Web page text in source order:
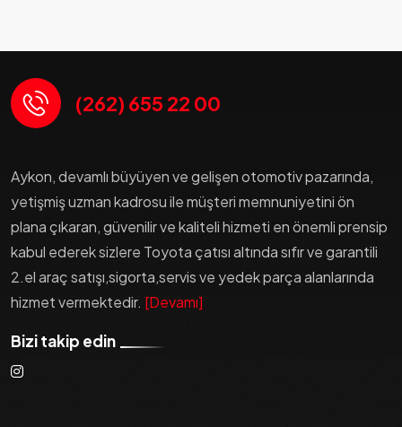
(262) 655 22 00
Aykon, devamlı büyüyen ve gelişen otomotiv pazarında,
yetişmiş uzman kadrosu ile müşteri memnuniyetini ön
plana çıkaran, güvenilir ve kaliteli hizmeti en önemli prensip
kabul ederek sizlere Toyota çatısı altında sıfır ve garantili
2.el araç satışı,sigorta,servis ve yedek parça alanlarında
hizmet vermektedir. [Devamı]
Bizi takip edin